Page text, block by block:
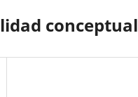
conceptual